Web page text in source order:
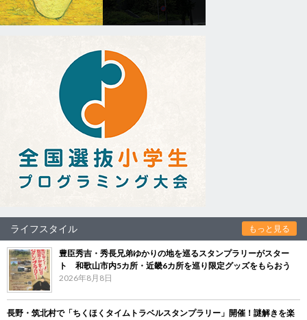
ライフスタイル もっと見る
豊臣秀吉・秀長兄弟ゆかりの地を巡るスタンプラリーがスター
ト 和歌山市内5カ所・近畿6カ所を巡り限定グッズをもらおう
2026年8月8日
長野・筑北村で「ちくほくタイムトラベルスタンプラリー」開催！謎解きを楽